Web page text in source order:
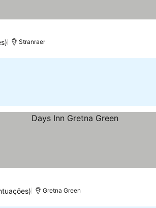
Stranraer
Gretna Green